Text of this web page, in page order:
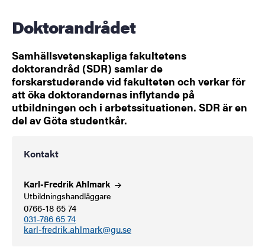
Doktorandrådet
Samhällsvetenskapliga fakultetens
doktorandråd (SDR) samlar de
forskarstuderande vid fakulteten och verkar för
att öka doktorandernas inflytande på
utbildningen och i arbetssituationen. SDR är en
del av Göta studentkår.
Kontakt
Karl-FredrikAhlmark
Utbildningshandläggare
0766-18 65 74
031-786 65 74
karl-fredrik.ahlmark@gu.se